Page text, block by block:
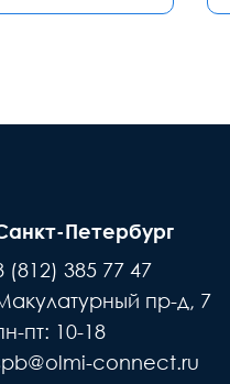
Петербург
(812) 385 77 47
пр-д, 7
пт: 10-18
connect.ru